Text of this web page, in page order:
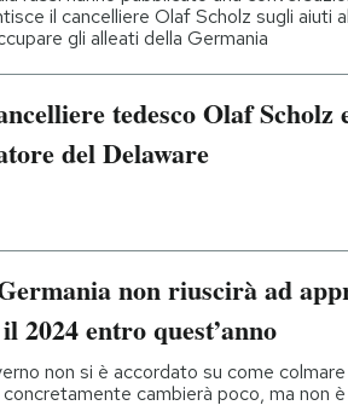
il cancelliere Olaf Scholz sugli aiuti
gli alleati della Germania
tedesco Olaf Scholz
del Delaware
non riuscirà ad
2024 entro quest’anno
non si è accordato su come
concretamente cambierà poco, ma non